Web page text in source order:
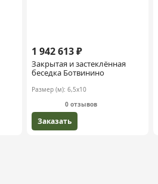
1 942 613 ₽
Закрытая и застеклённая
беседка Ботвинино
Размер (м): 6,5х10
0 отзывов
Заказать